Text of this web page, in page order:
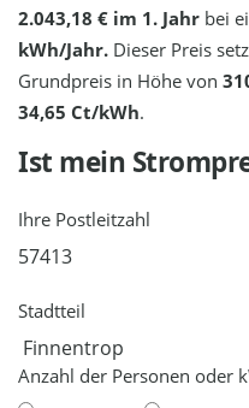
2.043,18 € im 1. Jahr bei
kWh/Jahr. Dieser Preis
Grundpreis in Höhe von
34,65 Ct/kWh.
Ist mein
Ihre Postleitzahl
Stadtteil
Anzahl der Personen oder